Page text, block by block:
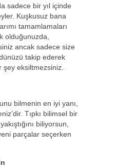
sadece bir yıl içinde
Kuşkusuz bana
tamamlamaları
olduğunuzda,
ancak sadece size
takip ederek
şey eksiltmezsiniz.
bilmenin en iyi yanı,
Tıpkı bilimsel bir
biliyorsun,
parçalar seçerken